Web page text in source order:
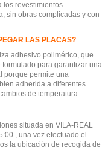
los revestimientos
sin obras complicadas y con
LAS PLACAS?
adhesivo polimérico, que
para garantizar una
porque permite una
adherida a diferentes
de temperatura.
situada en VILA-REAL
, una vez efectuado el
la ubicación de recogida de